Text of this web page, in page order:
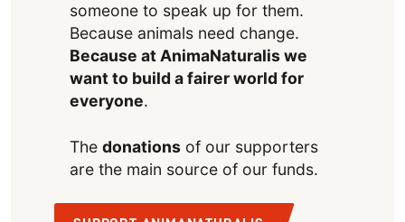
someone to speak up for them.
Because animals need change.
Because at AnimaNaturalis we
want to build a fairer world for
everyone.
The donationsof our supporters
are the main source of our funds.